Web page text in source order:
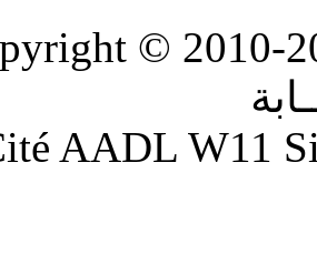
Adresse : Cité